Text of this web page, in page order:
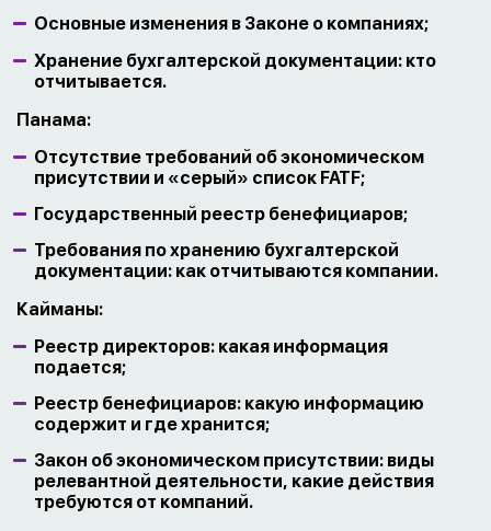
Основные изменения в Законе о компаниях;
Хранение бухгалтерской документации: кто
отчитывается.
Панама:
Отсутствие требований об экономическом
присутствии и «серый» список FATF;
Государственный реестр бенефициаров;
Требования по хранению бухгалтерской
документации: как отчитываются компании.
Кайманы:
Реестр директоров: какая информация
подается;
Реестр бенефициаров: какую информацию
содержит и где хранится;
Закон об экономическом присутствии: виды
релевантной деятельности, какие действия
требуются от компаний.